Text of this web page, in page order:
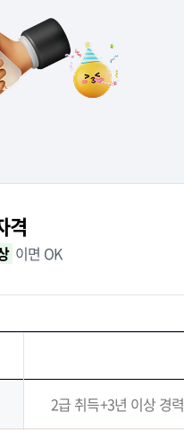
격
이면 OK
2급 취득+3년 이상 경력